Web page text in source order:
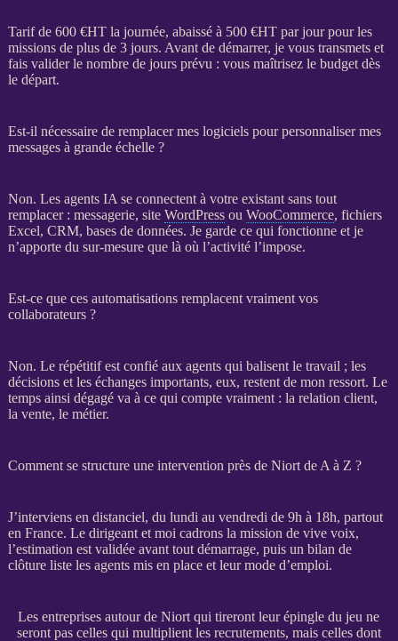
Tarif de 600 €HTla journée, abaissé à 500 €HTpar jour pour les
missionsde plus de 3 jours. Avant de démarrer, je vous transmets et
fais valider le nombre de jours prévu : vous maîtrisez le budget dès
le départ.
Est-il nécessaire de remplacer mes logiciels pour personnaliser mes
messages à grande échelle ?
Non. Les agents IA se connectent à votre existant sans tout
remplacer : messagerie, site WordPressou WooCommerce, fichiers
Excel, CRM, bases de données. Je garde ce qui fonctionne et je
n’apporte du sur-mesure que là où l’activité l’impose.
Est-ce que ces automatisations remplacent vraiment vos
collaborateurs ?
Non. Le répétitif est confié aux agentsqui balisent le travail ; les
décisions et les échanges importants, eux, restent de mon ressort. Le
temps ainsi dégagé va à ce qui compte vraiment : la relation client,
la vente, le métier.
Comment se structure une intervention près de Niort de A à Z ?
J’interviens en distanciel, du lundi au vendredi de 9h à 18h, partout
en France. Le dirigeant et moi cadrons la mission de vive voix,
l’estimation est validée avant tout démarrage, puis un bilan de
clôture liste les agentsmis en place et leur mode d’emploi.
Les entreprises autour de Niort qui tireront leur épingle du jeu ne
seront pas celles qui multiplient les recrutements, mais celles dont